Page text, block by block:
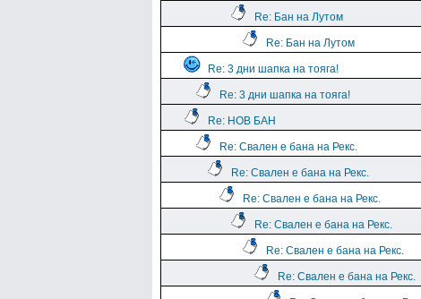
Re: Бан на Лутом
Re: Бан на Лутом
Re: 3 дни шапка на тояга!
Re: 3 дни шапка на тояга!
Re: НОВ БАН
Re: Свален е бана на Рекс.
Re: Свален е бана на Рекс.
Re: Свален е бана на Рекс.
Re: Свален е бана на Рекс.
Re: Свален е бана на Рекс.
Re: Свален е бана на Рекс.